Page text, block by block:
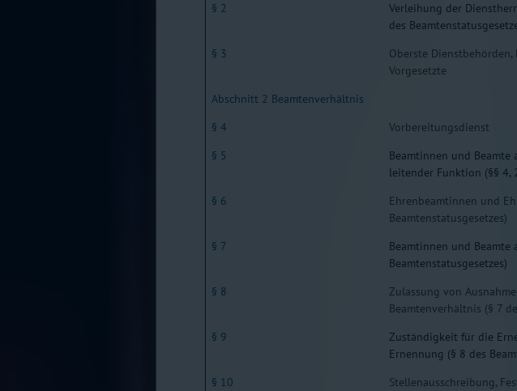
§ 2
Verleihung der
des
§ 3
Oberste
Vorgesetzte
Abschnitt 2 Beamtenverhältnis
§ 4
Vorbereitungsdienst
§ 5
Beamtinnen und
leitender Funktion (§§ 4,
§ 6
Ehrenbeamtinnen und
Beamtenstatusgesetzes)
§ 7
Beamtinnen und Beamte
Beamtenstatusgesetzes)
§ 8
Zulassung von
Beamtenverhältnis (§ 7
§ 9
Zuständigkeit für die
Ernennung (§ 8 des
§ 10
Stellenausschreibung,